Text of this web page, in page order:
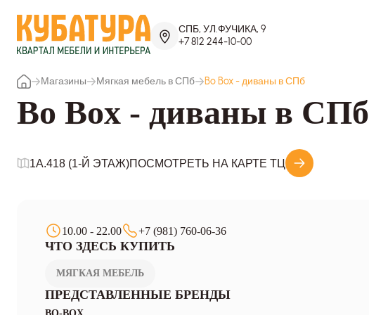
СПБ, УЛ.ФУЧИКА, 9
+7 812 244-10-00
Магазины Мягкая мебель в СПб Bo Box - диваны в СПб
Bo Box - диваны в СПб
1A.418 (1-Й ЭТАЖ)ПОСМОТРЕТЬ НА КАРТЕ ТЦ
10.00 - 22.00 +7 (981) 760-06-36
ЧТО ЗДЕСЬ КУПИТЬ
МЯГКАЯ МЕБЕЛЬ
ПРЕДСТАВЛЕННЫЕ БРЕНДЫ